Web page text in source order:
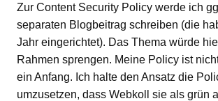
Zur Content Security Policy werde ich
separaten Blogbeitrag schreiben (die
Jahr eingerichtet). Das Thema würde
Rahmen sprengen. Meine Policy ist
ein Anfang. Ich halte den Ansatz die
umzusetzen, dass Webkoll sie als grün